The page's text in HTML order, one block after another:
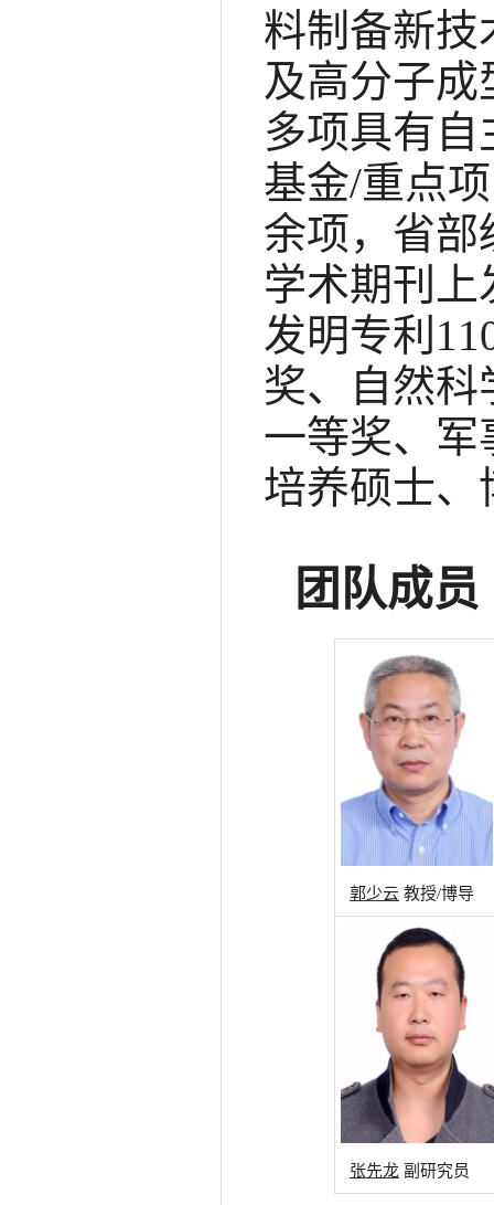
料制备新技
及高分子
多项具有
基金/重点
余项，省部
学术期刊上
发明专利
奖、自然
一等奖、军
培养硕士、
团队成员
郭少云 教授/博导
张先龙 副研究员